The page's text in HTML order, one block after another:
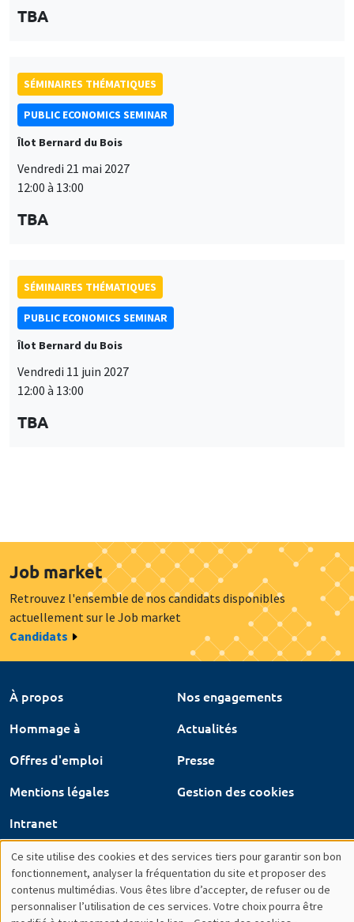
TBA
SÉMINAIRES THÉMATIQUES
PUBLIC ECONOMICS SEMINAR
Îlot Bernard du Bois
Vendredi 11 juin 2027
12:00 à 13:00
TBA
Job market
actuellement sur le Job market
Offres d'emploi
Presse
Mentions légales
Gestion des cookies
Intranet